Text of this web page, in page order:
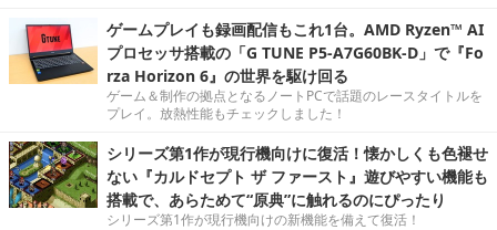
ゲームプレイも録画配信もこれ1台。AMD Ryzen™ AI
プロセッサ搭載の「G TUNE P5-A7G60BK-D」で『Fo
rza Horizon 6』の世界を駆け回る
ゲーム＆制作の拠点となるノートPCで話題のレースタイトルを
プレイ。放熱性能もチェックしました！
シリーズ第1作が現行機向けに復活！懐かしくも色褪せ
ない『カルドセプト ザ ファースト』遊びやすい機能も
搭載で、あらためて“原典”に触れるのにぴったり
シリーズ第1作が現行機向けの新機能を備えて復活！